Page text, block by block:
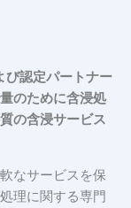
び認定パートナー
のために含浸処
の含浸サービス
なサービスを保
理に関する専門